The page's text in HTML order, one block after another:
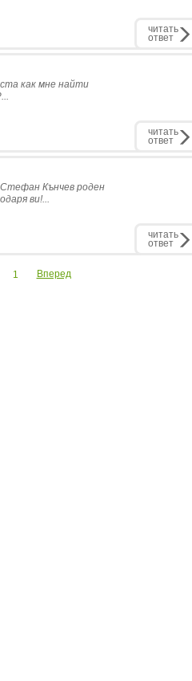
читать
ответ
как мне найти
читать
ответ
Кънчев роден
ви!...
читать
ответ
1 Вперед